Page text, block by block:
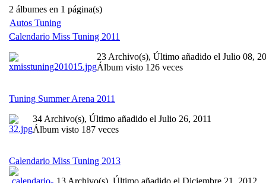
2 álbumes en 1 página(s)
Autos Tuning
Calendario Miss Tuning 2011
23 Archivo(s), Último añadido el Julio 08,
Álbum visto 126 veces
Tuning Summer Arena 2011
34 Archivo(s), Último añadido el Julio 26, 2011
Álbum visto 187 veces
Calendario Miss Tuning 2013
13 Archivo(s), Último añadido el Diciembre 21, 2012